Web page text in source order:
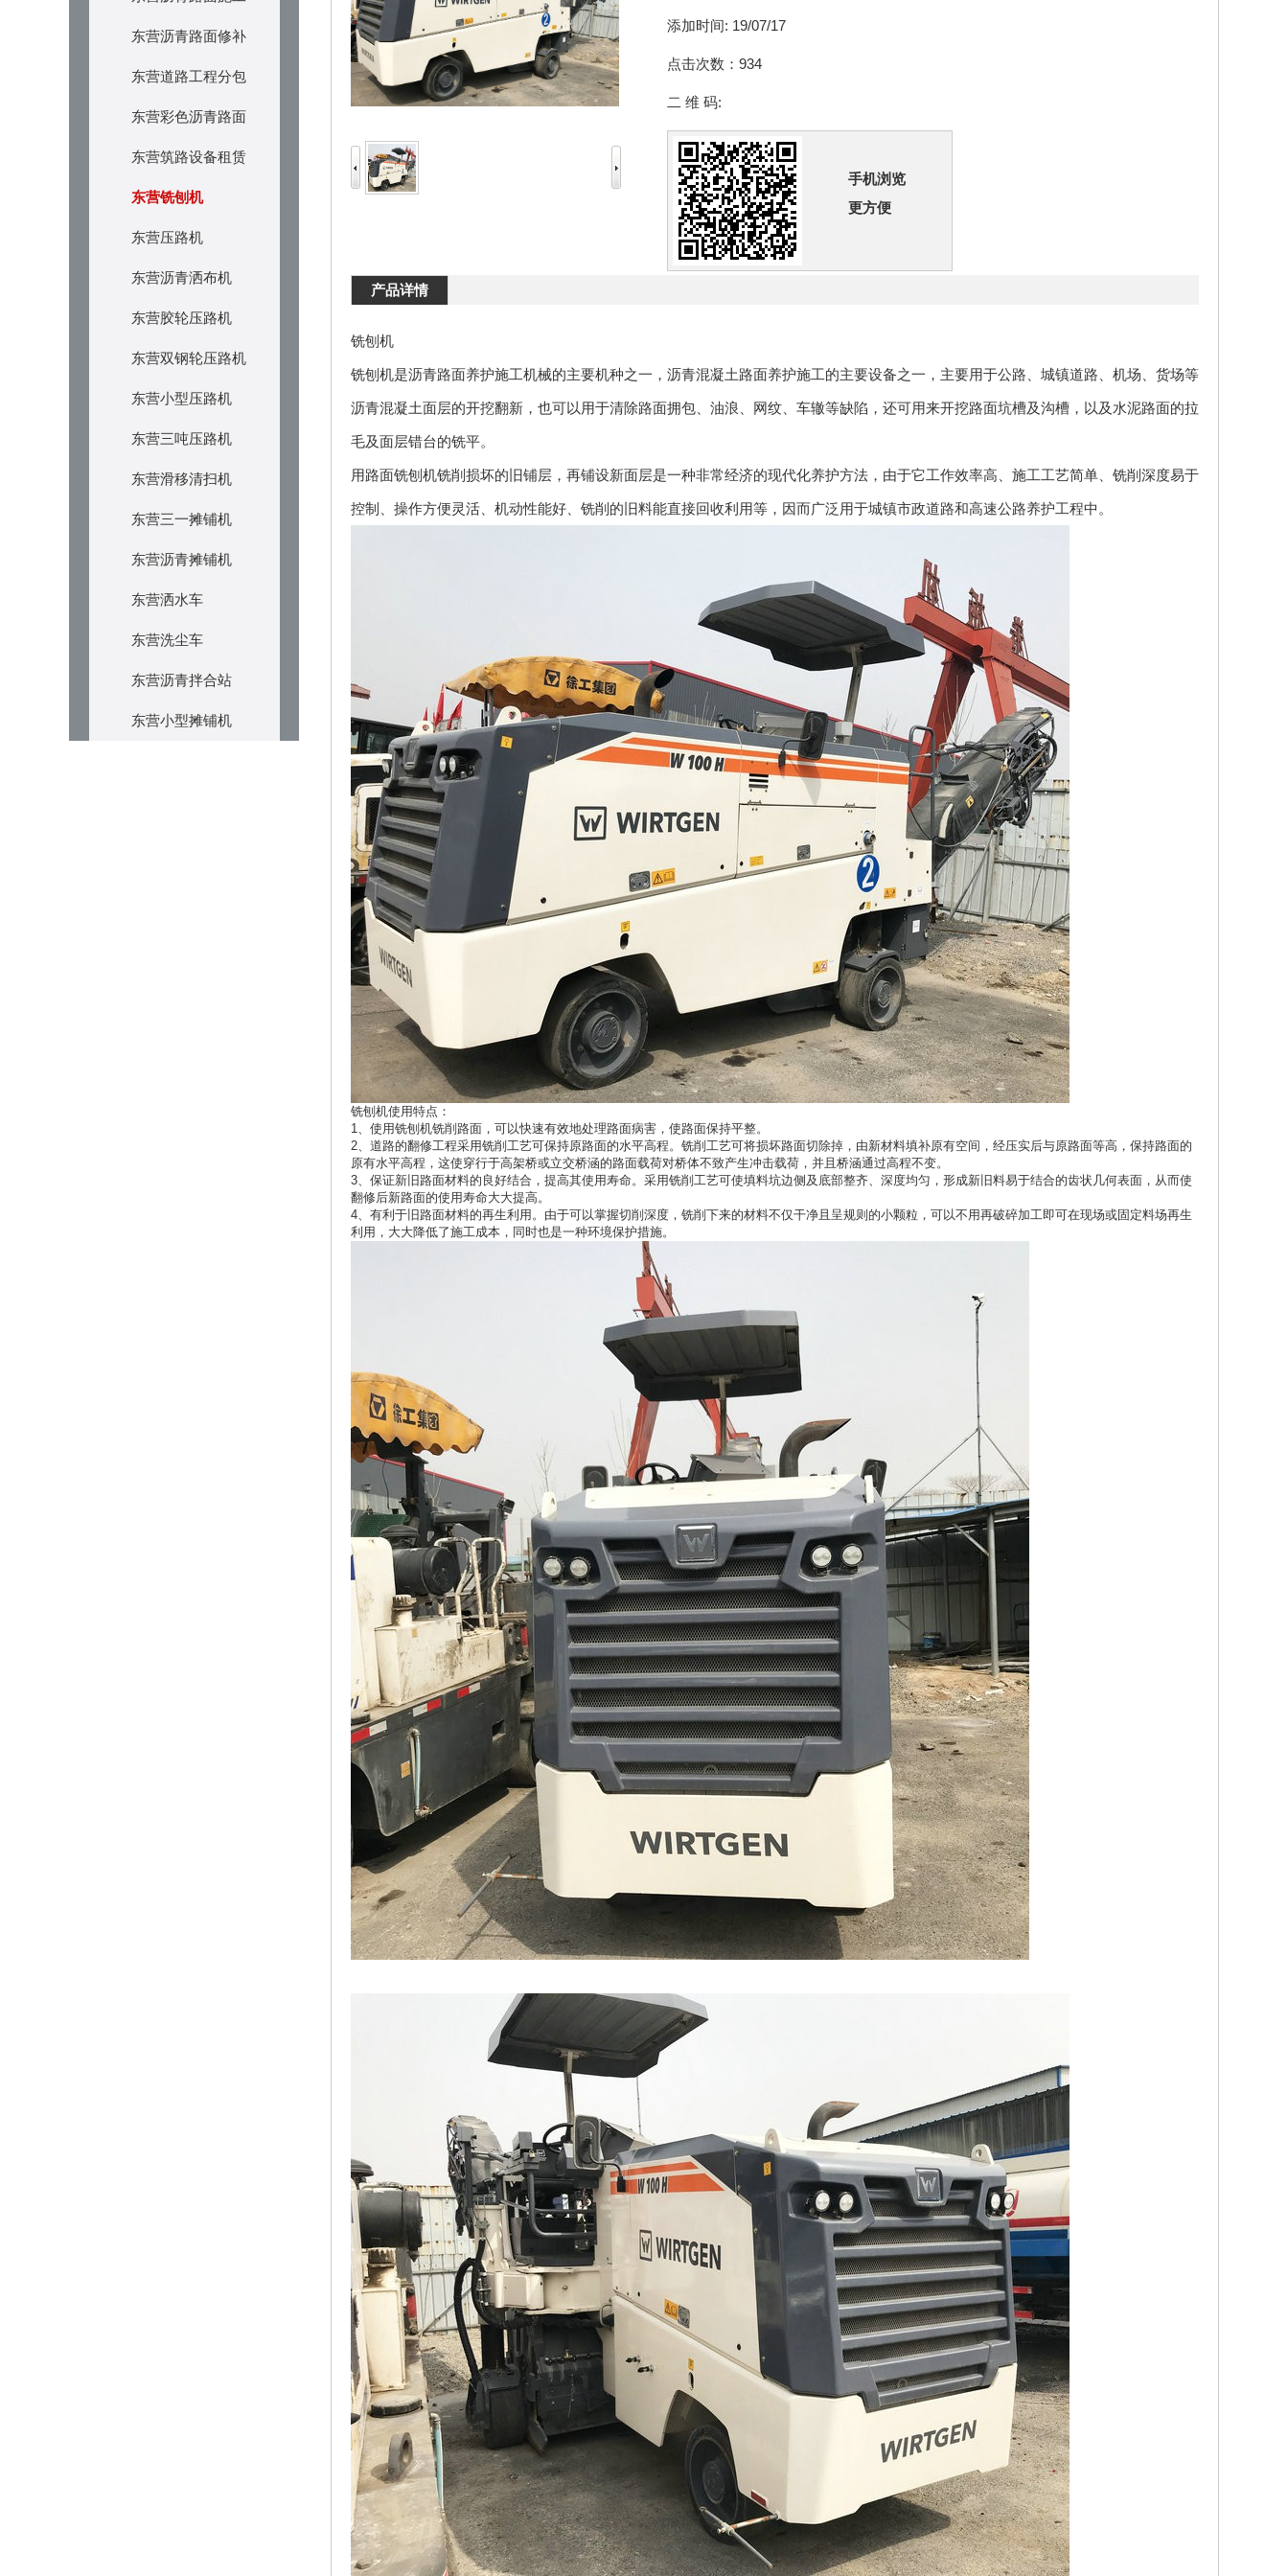
东营沥青路面修补
东营道路工程分包
东营彩色沥青路面
东营筑路设备租赁
东营铣刨机
东营压路机
东营沥青洒布机
东营胶轮压路机
东营双钢轮压路机
东营小型压路机
东营三吨压路机
东营滑移清扫机
东营三一摊铺机
东营沥青摊铺机
东营洒水车
东营洗尘车
东营沥青拌合站
东营小型摊铺机
添加时间: 19/07/17
点击次数： 934
二 维 码:
手机浏览
更方便
产品详情
铣刨机
铣刨机是沥青路面养护施工机械的主要机种之一，沥青混凝土路面养护施工的主要设备之一，主要用于公路、城镇道路、机场、货场等
沥青混凝土面层的开挖翻新，也可以用于清除路面拥包、油浪、网纹、车辙等缺陷，还可用来开挖路面坑槽及沟槽，以及水泥路面的拉
毛及面层错台的铣平。
用路面铣刨机铣削损坏的旧铺层，再铺设新面层是一种非常经济的现代化养护方法，由于它工作效率高、施工工艺简单、铣削深度易于
控制、操作方便灵活、机动性能好、铣削的旧料能直接回收利用等，因而广泛用于城镇市政道路和高速公路养护工程中。
铣刨机使用特点：
1、使用铣刨机铣削路面，可以快速有效地处理路面病害，使路面保持平整。
2、道路的翻修工程采用铣削工艺可保持原路面的水平高程。铣削工艺可将损坏路面切除掉，由新材料填补原有空间，经压实后与原路面等高，保持路面的
原有水平高程，这使穿行于高架桥或立交桥涵的路面载荷对桥体不致产生冲击载荷，并且桥涵通过高程不变。
3、保证新旧路面材料的良好结合，提高其使用寿命。采用铣削工艺可使填料坑边侧及底部整齐、深度均匀，形成新旧料易于结合的齿状几何表面，从而使
翻修后新路面的使用寿命大大提高。
4、有利于旧路面材料的再生利用。由于可以掌握切削深度，铣削下来的材料不仅干净且呈规则的小颗粒，可以不用再破碎加工即可在现场或固定料场再生
利用，大大降低了施工成本，同时也是一种环境保护措施。